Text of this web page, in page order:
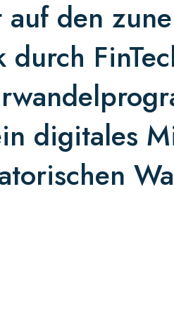
den
durch
digitales